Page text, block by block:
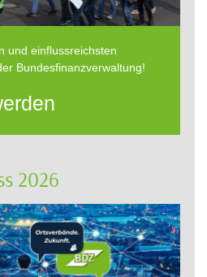
und einflussreichsten
Bundesfinanzverwaltung!
2026